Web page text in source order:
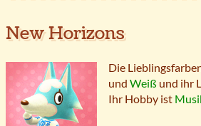
New Horizons
Die
und Weiß und ihr
Ihr Hobby ist